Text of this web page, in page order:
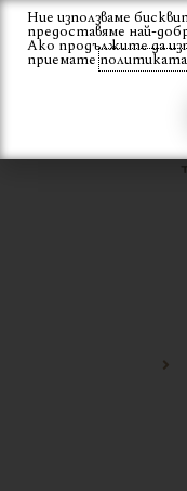
Skip
content
Вход
Ние използваме
предоставяме най-
Ако продължите да
приемате